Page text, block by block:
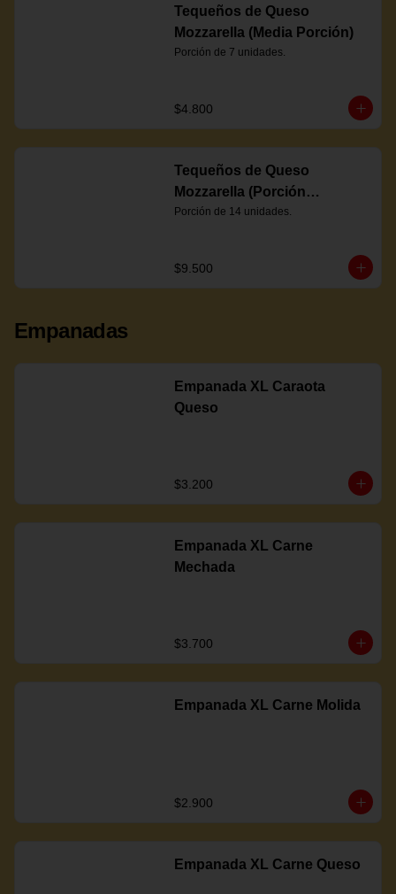
Tequeños de Queso
Mozzarella (Media Porción)
Porción de 7 unidades.
$4.800
Tequeños de Queso
Mozzarella (Porción
Completa)
Porción de 14 unidades.
$9.500
Empanadas
Empanada XL Caraota
Queso
$3.200
Empanada XL Carne
Mechada
$3.700
Empanada XL Carne Molida
$2.900
Empanada XL Carne Queso